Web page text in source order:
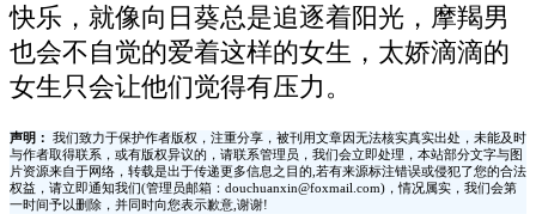
快乐，就像向日葵总是追逐着阳光，摩羯男
也会不自觉的爱着这样的女生，太娇滴滴的
女生只会让他们觉得有压力。
声明：
我们致力于保护作者版权，注重分享，被刊用文章因无法核实真实出处，未能及时
与作者取得联系，或有版权异议的，请联系管理员，我们会立即处理，本站部分文字与图
片资源来自于网络，转载是出于传递更多信息之目的,若有来源标注错误或侵犯了您的合法
权益，请立即通知我们(管理员邮箱：douchuanxin@foxmail.com)，情况属实，我们会第
一时间予以删除，并同时向您表示歉意,谢谢!